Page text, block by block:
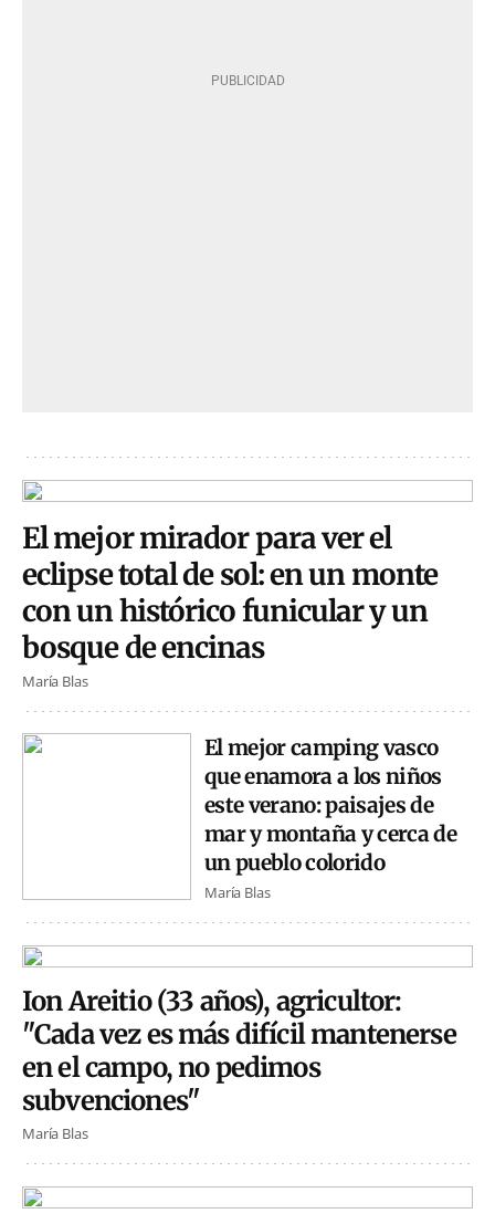
El mejor mirador para ver el
eclipse total de sol: en un monte
con un histórico funicular y un
bosque de encinas
María Blas
El mejor camping vasco
que enamora a los niños
este verano: paisajes de
mar y montaña y cerca de
un pueblo colorido
María Blas
Ion Areitio (33 años), agricultor:
"Cada vez es más difícil mantenerse
en el campo, no pedimos
subvenciones"
María Blas